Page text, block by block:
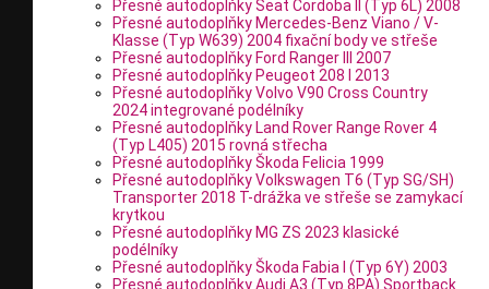
Přesné autodoplňky Seat Cordoba II (Typ 6L) 2008
Přesné autodoplňky Mercedes-Benz Viano / V-
Klasse (Typ W639) 2004 fixační body ve střeše
Přesné autodoplňky Ford Ranger III 2007
Přesné autodoplňky Peugeot 208 I 2013
Přesné autodoplňky Volvo V90 Cross Country
2024 integrované podélníky
Přesné autodoplňky Land Rover Range Rover 4
(Typ L405) 2015 rovná střecha
Přesné autodoplňky Škoda Felicia 1999
Přesné autodoplňky Volkswagen T6 (Typ SG/SH)
Transporter 2018 T-drážka ve střeše se zamykací
krytkou
Přesné autodoplňky MG ZS 2023 klasické
podélníky
Přesné autodoplňky Škoda Fabia I (Typ 6Y) 2003
Přesné autodoplňky Audi A3 (Typ 8PA) Sportback